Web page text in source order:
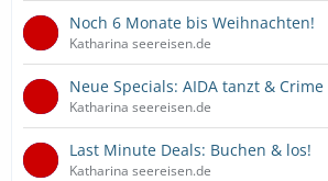
Noch 6 Monate bis Weihnachten!
Katharina seereisen.de
Neue Specials: AIDA tanzt & Crime
Katharina seereisen.de
Last Minute Deals: Buchen & los!
Katharina seereisen.de